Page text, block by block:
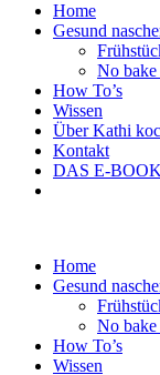
Home
Gesund
No
How To’s
Wissen
Über Kathi
Kontakt
DAS E-
Home
Gesund
No
How To’s
Wissen